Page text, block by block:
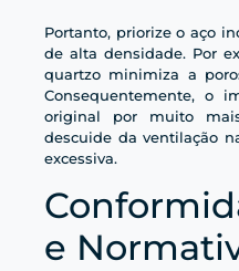
Portanto, priorize o aço
de alta densidade. Por
quartzo minimiza a
Consequentemente, o
original por muito
descuide da ventilação
excessiva.
e